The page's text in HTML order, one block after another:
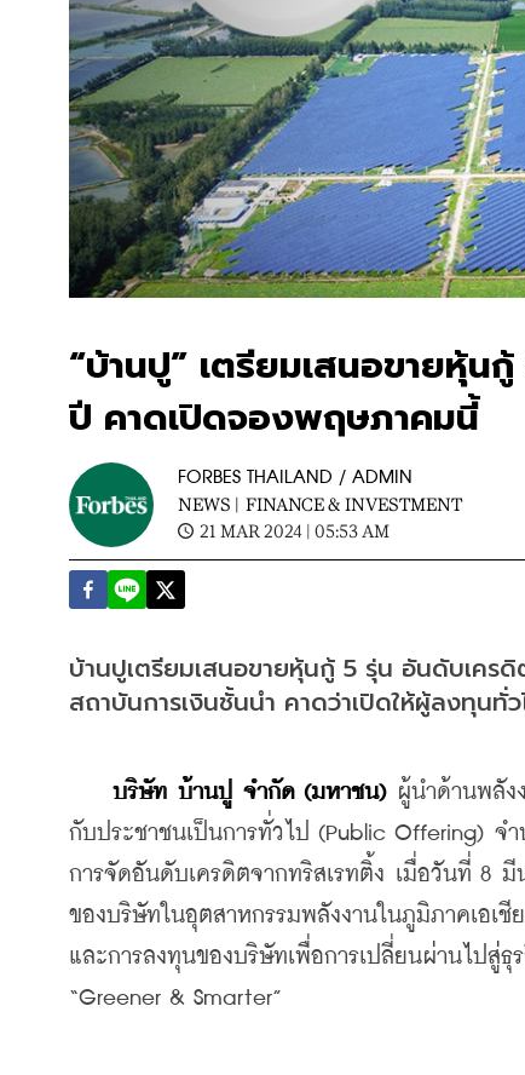
“บ้านปู” เตรียมเสนอขายหุ้
ปี คาดเปิดจองพฤษภาคมนี้
FORBES THAILAND / ADMIN
NEWS | FINANCE & INVESTMENT
21 MAR 2024 | 05:53 AM
บ้านปูเตรียมเสนอขายหุ้นกู้ 5 รุ่น อันดับเค
สถาบันการเงินชั้นนำ คาดว่าเปิดให้ผู้ลงทุน
บริษัท บ้านปู จำกัด (มหาชน) ผู้นำด้านพลังง
กับประชาชนเป็นการทั่วไป (Public Offering)
การจัดอันดับเครดิตจากทริสเรทติ้ง เมื่อวันที่ 8
ของบริษัทในอุตสาหกรรมพลังงานในภูมิภาคเอ
และการลงทุนของบริษัทเพื่อการเปลี่ยนผ่านไปสู่
“Greener & Smarter”